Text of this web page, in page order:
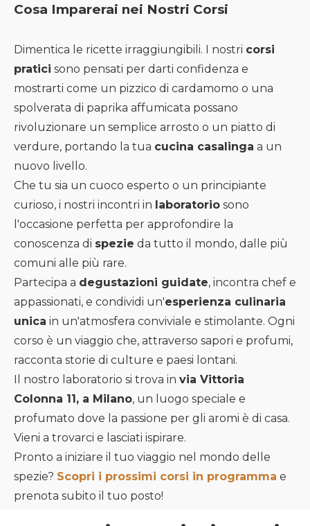
Cosa Imparerai nei Nostri Corsi
Dimentica le ricette irraggiungibili. I nostri corsi
pratici sono pensati per darti confidenza e
mostrarti come un pizzico di cardamomo o una
spolverata di paprika affumicata possano
rivoluzionare un semplice arrosto o un piatto di
verdure, portando la tua cucina casalinga a un
nuovo livello.
Che tu sia un cuoco esperto o un principiante
curioso, i nostri incontri in laboratorio sono
l'occasione perfetta per approfondire la
conoscenza di spezie da tutto il mondo, dalle più
comuni alle più rare.
Partecipa a degustazioni guidate, incontra chef e
appassionati, e condividi un'esperienza culinaria
unica in un'atmosfera conviviale e stimolante. Ogni
corso è un viaggio che, attraverso sapori e profumi,
racconta storie di culture e paesi lontani.
Il nostro laboratorio si trova in via Vittoria
Colonna 11, a Milano, un luogo speciale e
profumato dove la passione per gli aromi è di casa.
Vieni a trovarci e lasciati ispirare.
Pronto a iniziare il tuo viaggio nel mondo delle
spezie? Scopri i prossimi corsi in programma e
prenota subito il tuo posto!